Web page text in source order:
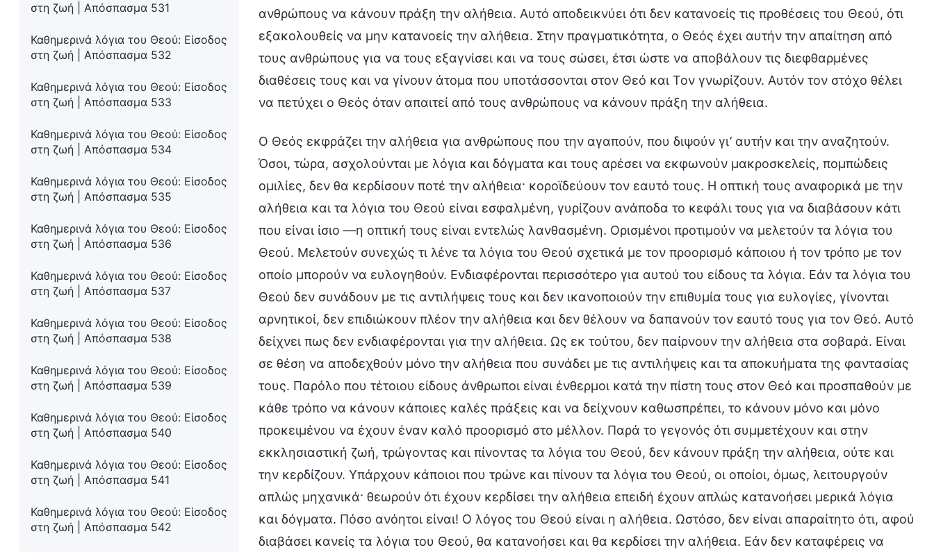
στη ζωή | Απόσπασμα 531
Καθημερινά λόγια του Θεού: Είσοδος
στη ζωή | Απόσπασμα 532
Καθημερινά λόγια του Θεού: Είσοδος
στη ζωή | Απόσπασμα 533
Καθημερινά λόγια του Θεού: Είσοδος
στη ζωή | Απόσπασμα 534
Καθημερινά λόγια του Θεού: Είσοδος
στη ζωή | Απόσπασμα 535
Καθημερινά λόγια του Θεού: Είσοδος
στη ζωή | Απόσπασμα 536
Καθημερινά λόγια του Θεού: Είσοδος
στη ζωή | Απόσπασμα 537
Καθημερινά λόγια του Θεού: Είσοδος
στη ζωή | Απόσπασμα 538
Καθημερινά λόγια του Θεού: Είσοδος
στη ζωή | Απόσπασμα 539
Καθημερινά λόγια του Θεού: Είσοδος
στη ζωή | Απόσπασμα 540
Καθημερινά λόγια του Θεού: Είσοδος
στη ζωή | Απόσπασμα 541
Καθημερινά λόγια του Θεού: Είσοδος
στη ζωή | Απόσπασμα 542
ανθρώπους να κάνουν πράξη την αλήθεια. Αυτό αποδεικνύει ότι δεν κατανοείς τις προθέσεις του Θεού, ότι
εξακολουθείς να μην κατανοείς την αλήθεια. Στην πραγματικότητα, ο Θεός έχει αυτήν την απαίτηση από
τους ανθρώπους για να τους εξαγνίσει και να τους σώσει, έτσι ώστε να αποβάλουν τις διεφθαρμένες
διαθέσεις τους και να γίνουν άτομα που υποτάσσονται στον Θεό και Τον γνωρίζουν. Αυτόν τον στόχο θέλει
να πετύχει ο Θεός όταν απαιτεί από τους ανθρώπους να κάνουν πράξη την αλήθεια.
Ο Θεός εκφράζει την αλήθεια για ανθρώπους που την αγαπούν, που διψούν γι’ αυτήν και την αναζητούν.
Όσοι, τώρα, ασχολούνται με λόγια και δόγματα και τους αρέσει να εκφωνούν μακροσκελείς, πομπώδεις
ομιλίες, δεν θα κερδίσουν ποτέ την αλήθεια· κοροϊδεύουν τον εαυτό τους. Η οπτική τους αναφορικά με την
αλήθεια και τα λόγια του Θεού είναι εσφαλμένη, γυρίζουν ανάποδα το κεφάλι τους για να διαβάσουν κάτι
που είναι ίσιο —η οπτική τους είναι εντελώς λανθασμένη. Ορισμένοι προτιμούν να μελετούν τα λόγια του
Θεού. Μελετούν συνεχώς τι λένε τα λόγια του Θεού σχετικά με τον προορισμό κάποιου ή τον τρόπο με τον
οποίο μπορούν να ευλογηθούν. Ενδιαφέρονται περισσότερο για αυτού του είδους τα λόγια. Εάν τα λόγια του
Θεού δεν συνάδουν με τις αντιλήψεις τους και δεν ικανοποιούν την επιθυμία τους για ευλογίες, γίνονται
αρνητικοί, δεν επιδιώκουν πλέον την αλήθεια και δεν θέλουν να δαπανούν τον εαυτό τους για τον Θεό. Αυτό
δείχνει πως δεν ενδιαφέρονται για την αλήθεια. Ως εκ τούτου, δεν παίρνουν την αλήθεια στα σοβαρά. Είναι
σε θέση να αποδεχθούν μόνο την αλήθεια που συνάδει με τις αντιλήψεις και τα αποκυήματα της φαντασίας
τους. Παρόλο που τέτοιου είδους άνθρωποι είναι ένθερμοι κατά την πίστη τους στον Θεό και προσπαθούν με
κάθε τρόπο να κάνουν κάποιες καλές πράξεις και να δείχνουν καθωσπρέπει, το κάνουν μόνο και μόνο
προκειμένου να έχουν έναν καλό προορισμό στο μέλλον. Παρά το γεγονός ότι συμμετέχουν και στην
εκκλησιαστική ζωή, τρώγοντας και πίνοντας τα λόγια του Θεού, δεν κάνουν πράξη την αλήθεια, ούτε και
την κερδίζουν. Υπάρχουν κάποιοι που τρώνε και πίνουν τα λόγια του Θεού, οι οποίοι, όμως, λειτουργούν
απλώς μηχανικά· θεωρούν ότι έχουν κερδίσει την αλήθεια επειδή έχουν απλώς κατανοήσει μερικά λόγια
και δόγματα. Πόσο ανόητοι είναι! Ο λόγος του Θεού είναι η αλήθεια. Ωστόσο, δεν είναι απαραίτητο ότι, αφού
διαβάσει κανείς τα λόγια του Θεού, θα κατανοήσει και θα κερδίσει την αλήθεια. Εάν δεν καταφέρεις να